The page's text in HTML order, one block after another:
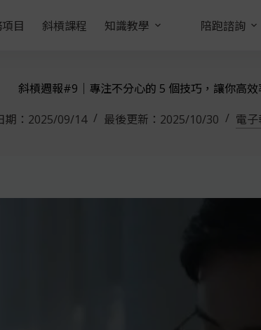
目 斜槓課程 知識教學 陪跑諮詢
斜槓週報#9｜專注不分心的 5 個技巧，讓你高效
期： 2025/09/14 最後更新： 2025/10/30 電子